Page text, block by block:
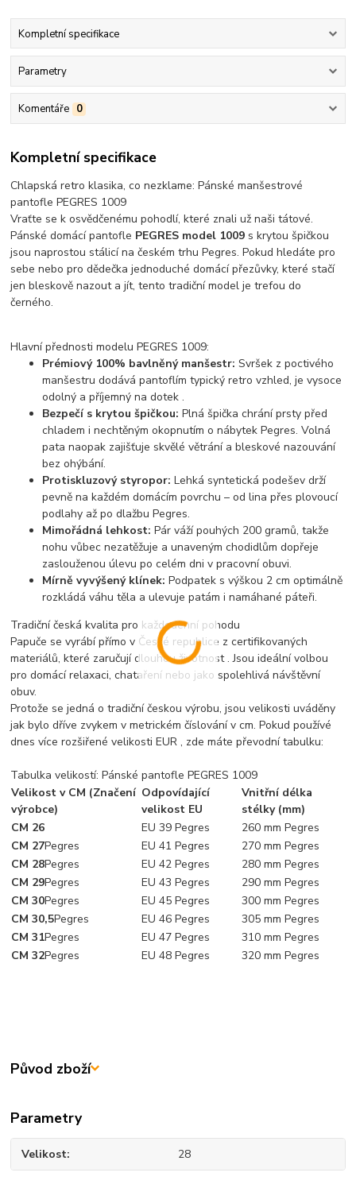
Kompletní specifikace
Parametry
Komentáře 0
Kompletní specifikace
Chlapská retro klasika, co nezklame: Pánské manšestrové
pantofle PEGRES 1009
Vraťte se k osvědčenému pohodlí, které znali už naši tátové.
Pánské domácí pantofle PEGRES model 1009 s krytou špičkou
jsou naprostou stálicí na českém trhuPegres. Pokud hledáte pro
sebe nebo pro dědečka jednoduché domácí přezůvky, které stačí
jen bleskově nazout a jít, tento tradiční model je trefou do
černého.
Hlavní přednosti modelu PEGRES 1009:
Prémiový 100% bavlněný manšestr: Svršek z poctivého
manšestru dodává pantoflím typický retro vzhled, je vysoce
odolný a příjemný na dotek .
Bezpečí s krytou špičkou: Plná špička chrání prsty před
chladem i nechtěným okopnutím o nábytek Pegres. Volná
pata naopak zajišťuje skvělé větrání a bleskové nazouvání
bez ohýbání.
Protiskluzový styropor: Lehká syntetická podešev drží
pevně na každém domácím povrchu – od lina přes plovoucí
podlahy až po dlažbu Pegres.
Mimořádná lehkost: Pár váží pouhých 200 gramů, takže
nohu vůbec nezatěžuje a unaveným chodidlům dopřeje
zaslouženou úlevu po celém dni v pracovní obuvi.
Mírně vyvýšený klínek: Podpatek s výškou 2 cm optimálně
rozkládá váhu těla a ulevuje patám i namáhané páteři.
Tradiční česká kvalita pro každodenní pohodu
Papuče se vyrábí přímo v České republice z certifikovaných
materiálů, které zaručují dlouhou životnost . Jsou ideální volbou
pro domácí relaxaci, chataření nebo jako spolehlivá návštěvní
obuv.
Protože se jedná o tradiční českou výrobu, jsou velikosti uváděny
jak bylo dříve zvykem v metrickém číslování v cm. Pokud používé
dnes více rozšiřené velikosti EUR , zde máte převodní tabulku:
Tabulka velikostí: Pánské pantofle PEGRES 1009
Velikost v CM (Značení
výrobce)
Odpovídající
velikost EU
Vnitřní délka
stélky (mm)
CM 26
EU 39Pegres 260 mmPegres
CM 27Pegres EU 41Pegres 270 mmPegres
CM 28Pegres EU 42Pegres 280 mmPegres
CM 29Pegres EU 43Pegres 290 mmPegres
CM 30Pegres EU 45Pegres 300 mmPegres
CM 30,5Pegres EU 46Pegres 305 mmPegres
CM 31Pegres EU 47Pegres 310 mmPegres
CM 32Pegres EU 48Pegres 320 mmPegres
Původ zboží
Parametry
Velikost 28